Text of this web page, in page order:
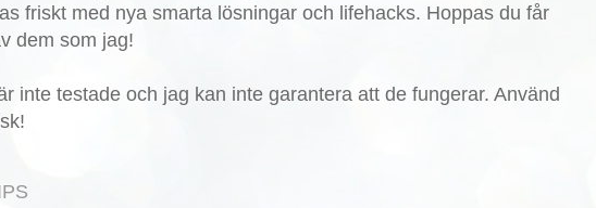
friskt med nya smarta lösningar och lifehacks. Hoppas du får
dem som jag!
inte testade och jag kan inte garantera att de fungerar. Använd